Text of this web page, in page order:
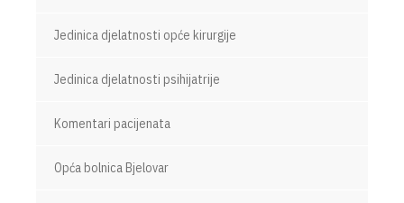
Jedinica djelatnosti opće kirurgije
Jedinica djelatnosti psihijatrije
Komentari pacijenata
Opća bolnica Bjelovar